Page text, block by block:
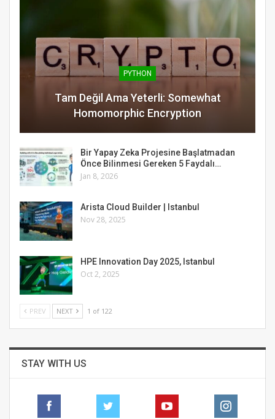
PYTHON
Tam Değil Ama Yeterli: Somewhat
Homomorphic Encryption
Bir Yapay Zeka Projesine Başlatmadan
Önce Bilinmesi Gereken 5 Faydalı…
Jan 8, 2026
Arista Cloud Builder | Istanbul
Nov 28, 2025
HPE Innovation Day 2025, Istanbul
Oct 2, 2025
PREV NEXT 1 of 122
STAY WITH US